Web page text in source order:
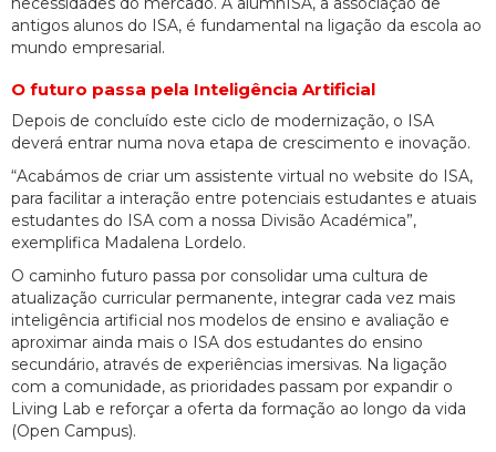
antigos alunos do ISA, é fundamental na ligação da escola ao
mundo empresarial.
O futuro passa pela Inteligência Artificial
Depois de concluído este ciclo de modernização, o ISA
deverá entrar numa nova etapa de crescimento e inovação.
“Acabámos de criar um assistente virtual no website do ISA,
para facilitar a interação entre potenciais estudantes e atuais
estudantes do ISA com a nossa Divisão Académica”,
exemplifica Madalena Lordelo.
O caminho futuro passa por consolidar uma cultura de
atualização curricular permanente, integrar cada vez mais
inteligência artificial nos modelos de ensino e avaliação e
aproximar ainda mais o ISA dos estudantes do ensino
secundário, através de experiências imersivas. Na ligação
com a comunidade, as prioridades passam por expandir o
Living Lab e reforçar a oferta da formação ao longo da vida
(Open Campus).